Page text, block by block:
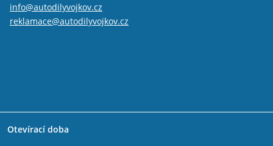
info@autodilyvojkov.cz
reklamace@autodilyvojkov.cz
Otevírací doba